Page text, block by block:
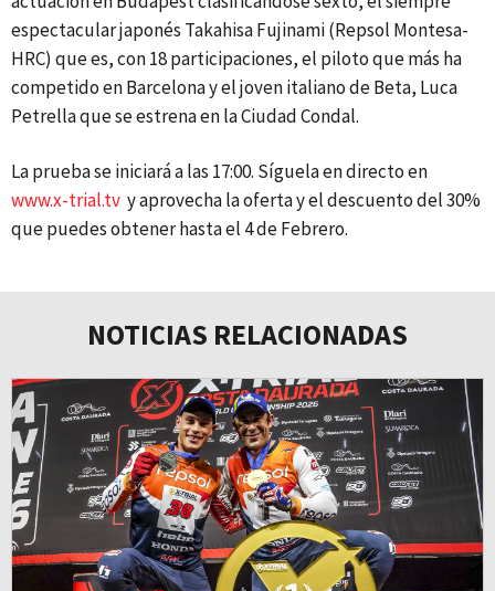
espectacular japonés Takahisa Fujinami (Repsol Montesa-
HRC) que es, con 18 participaciones, el piloto que más ha
competido en Barcelona y el joven italiano de Beta, Luca
Petrella que se estrena en la Ciudad Condal.
La prueba se iniciará a las 17:00. Síguela en directo en
www.x-trial.tv y aprovecha la oferta y el descuento del 30%
que puedes obtener hasta el 4 de Febrero.
NOTICIAS RELACIONADAS